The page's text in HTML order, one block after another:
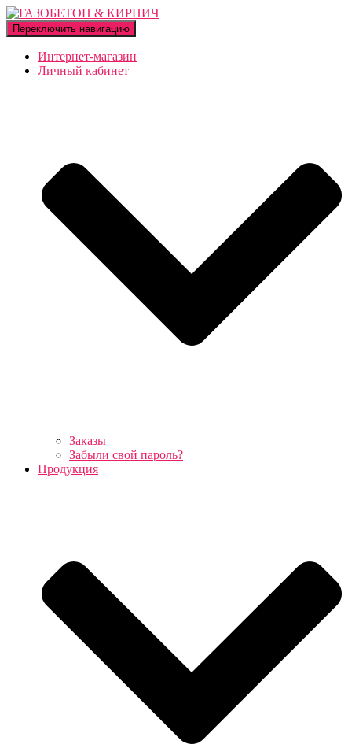
Переключить навигацию
Интернет-магазин
Личный кабинет
Заказы
Забыли свой пароль?
Продукция